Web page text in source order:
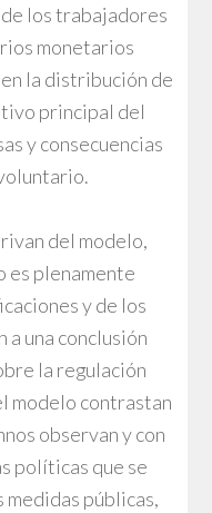
los trabajadores
monetarios
la distribución de
principal del
y consecuencias
del modelo,
es plenamente
y de los
a una conclusión
la regulación
modelo contrastan
observan y con
políticas que se
medidas públicas,